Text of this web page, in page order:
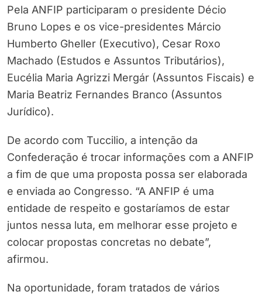
Pela ANFIP participaram o presidente Décio
Bruno Lopes e os vice-presidentes Márcio
Humberto Gheller (Executivo), Cesar Roxo
Machado (Estudos e Assuntos Tributários),
Eucélia Maria Agrizzi Mergár (Assuntos Fiscais) e
Maria Beatriz Fernandes Branco (Assuntos
Jurídico).
De acordo com Tuccilio, a intenção da
Confederação é trocar informações com a ANFIP
a fim de que uma proposta possa ser elaborada
e enviada ao Congresso. “A ANFIP é uma
entidade de respeito e gostaríamos de estar
juntos nessa luta, em melhorar esse projeto e
colocar propostas concretas no debate”,
afirmou.
Na oportunidade, foram tratados de vários